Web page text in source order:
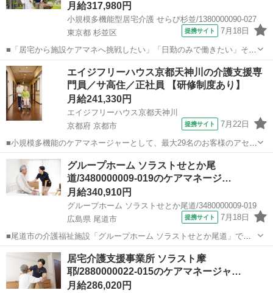
月給317,980円
小規模多機能型居宅介護 せらび杉並/1380000090-027
東京都 杉並区
提携サイト 7月18日
■「居宅から施設ケアマネへ挑戦したい」「日勤のみで働きたい」そん
な想いを抱える方必見。 杉並区の『小規模多機能型居宅介護 せらび杉
並』で、正社員の計画作成担当者を募集します！ ★求人のココがおす
すめ ◎勤務は9:00～18...
東京 ケアマネージャー
エイジフリーハウス京都天神川の介護支援専
門員／サ高住／正社員 【研修制度あり】
月給241,330円
エイジフリーハウス京都天神川
京都府 京都市
提携サイト 7月22日
■小規模多機能のケアマネージャーとして、最大29名のお客様のアセス
メント・ケアプラン作成、個別介護計画の作成など、ケアマネ業務全
般をお願いします。 その他にもお客様の日常生活の介助もお任せしま
す。 きめ細かい対応で”頼れるケ...
京都 京都市 ケアマネージャー
グループホーム ソラストせとか尾
道/3480000009-019のケアマネージ…
月給340,910円
グループホーム ソラストせとか尾道/3480000009-019
広島県 尾道市
提携サイト 7月18日
■尾道市の介護福祉施設「グループホーム ソラストせとか尾道」でケ
アマネージャー（計画作成担当者）の求人募集。 ★大切な役割 グルー
プホームの計画作成担当者は、利用者様一人ひとりが心身の状態にあ
った質の高い介護サービスを受...
広島 尾道市 ケアマネージャー
居宅介護支援事業所 ソラスト摩
耶/2880000022-015のケアマネージャ…
月給286,020円